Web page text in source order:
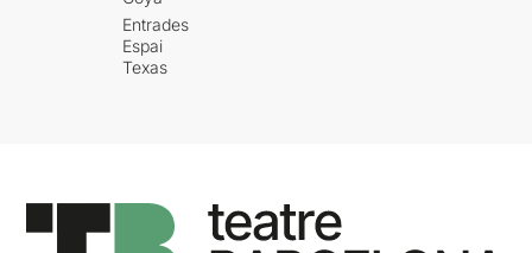
Entrades
Espai
Texas